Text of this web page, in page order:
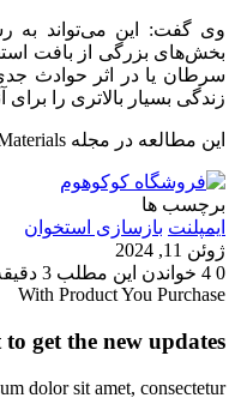
وی گفت: این می‌تواند به
بخش‌های بزرگی از بافت
سرطان یا در اثر حوادث
زندگی بسیار بالاتری را برای
این مطالعه در مجله Advanced Materials منتشر شده است.
برچسب ها
ايمپلنت بازسازی استخوان
ژوئن 11, 2024
0
خواندن این مطلب 3 دقیقه زمان میبرد
With Product You Purchase
get the new updates!
dolor sit amet, consectetur.